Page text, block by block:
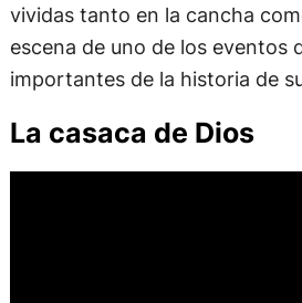
vividas tanto en la cancha
escena de uno de los eventos
importantes de la historia de
La casaca de Dios